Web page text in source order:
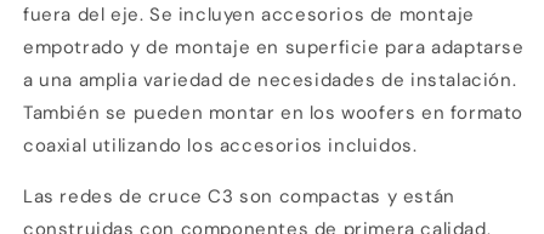
fuera del eje. Se incluyen accesorios de montaje
empotrado y de montaje en superficie para adaptarse
a una amplia variedad de necesidades de instalación.
También se pueden montar en los woofers en formato
coaxial utilizando los accesorios incluidos.
Las redes de cruce C3 son compactas y están
construidas con componentes de primera calidad,
Compra ahora y paga a meses